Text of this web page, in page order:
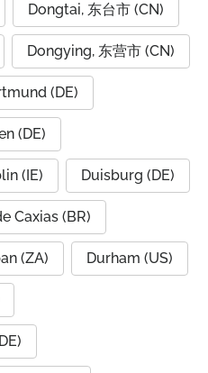
Dongtai, 东台市 (CN)
Dongying, 东营市 (CN)
(DE)
(DE)
(IE) Duisburg (DE)
Caxias (BR)
(ZA) Durham (US)